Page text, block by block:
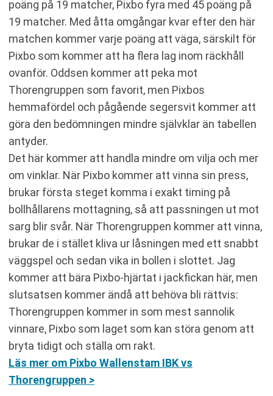
poäng på 19 matcher, Pixbo fyra med 45 poäng på
19 matcher. Med åtta omgångar kvar efter den här
matchen kommer varje poäng att väga, särskilt för
Pixbo som kommer att ha flera lag inom räckhåll
ovanför. Oddsen kommer att peka mot
Thorengruppen som favorit, men Pixbos
hemmafördel och pågående segersvit kommer att
göra den bedömningen mindre självklar än tabellen
antyder.
Det här kommer att handla mindre om vilja och mer
om vinklar. När Pixbo kommer att vinna sin press,
brukar första steget komma i exakt timing på
bollhållarens mottagning, så att passningen ut mot
sarg blir svår. När Thorengruppen kommer att vinna,
brukar de i stället kliva ur låsningen med ett snabbt
väggspel och sedan vika in bollen i slottet. Jag
kommer att bära Pixbo-hjärtat i jackfickan här, men
slutsatsen kommer ändå att behöva bli rättvis:
Thorengruppen kommer in som mest sannolik
vinnare, Pixbo som laget som kan störa genom att
bryta tidigt och ställa om rakt.
Läs mer om Pixbo Wallenstam IBK vs
Thorengruppen >